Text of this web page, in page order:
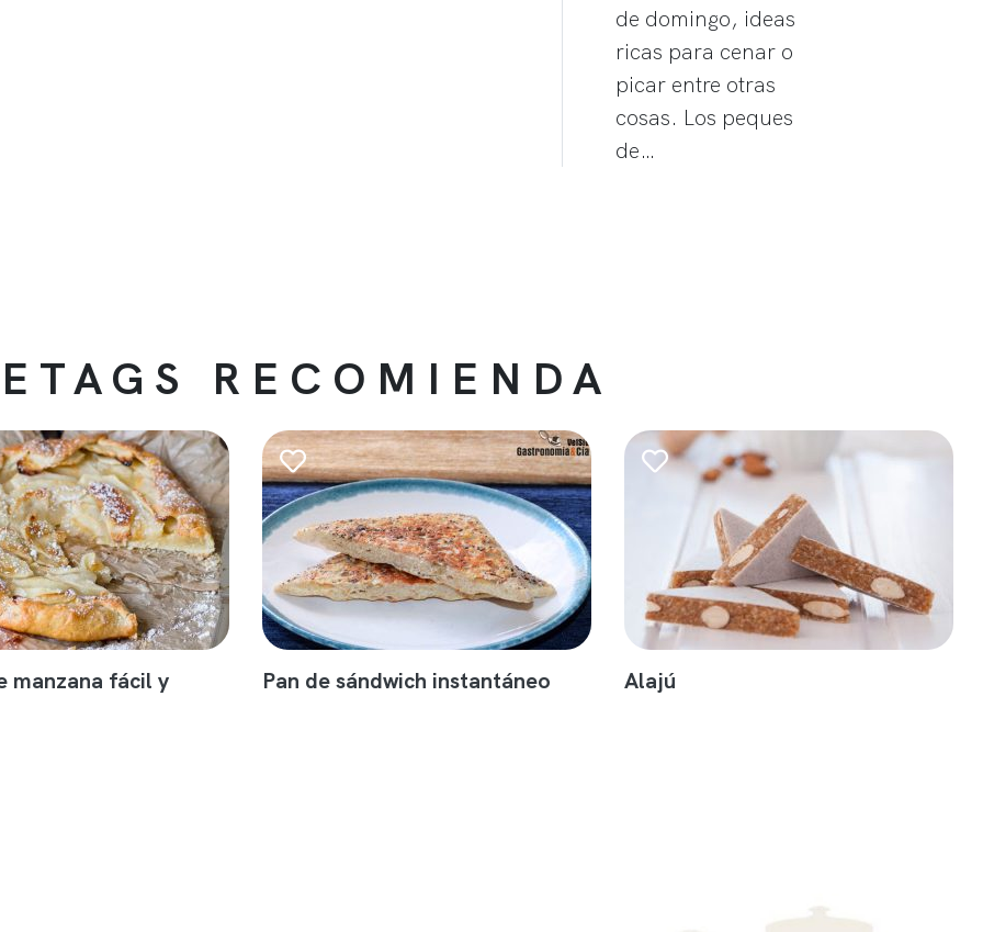
de domingo, ideas
ricas para cenar o
picar entre otras
cosas. Los peques
de…
RECOMIENDA
manzana fácil y Pan de sándwich instantáneo Alajú